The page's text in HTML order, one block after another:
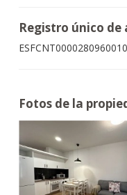
Registro único
Fotos de la